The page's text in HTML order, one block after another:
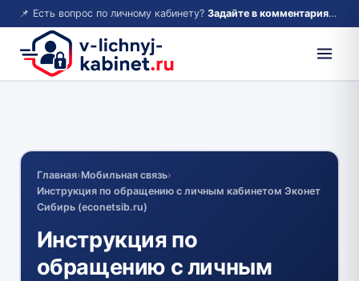
📌 Есть вопрос по личному кабинету? Задайте в комментариях — ответим!
Главная›Мобильная связь›
Инструкция по обращению с личным кабинетом Эконет
Сибирь (econetsib.ru)
Инструкция по
обращению с личным